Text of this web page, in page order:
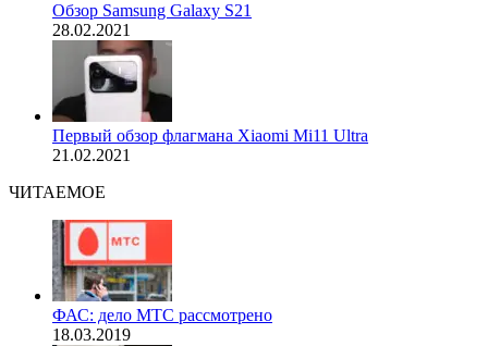
Обзор Samsung Galaxy S21
28.02.2021
Первый обзор флагмана Xiaomi Mi11 Ultra
21.02.2021
ЧИТАЕМОЕ
ФАС: дело МТС рассмотрено
18.03.2019